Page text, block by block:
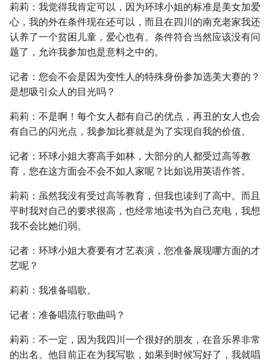
莉莉：我觉得我肯定可以，因为环球小姐的标准是美女加爱
心，我的外在条件现在还可以，而且在四川的南充老家我还
认养了一个贫困儿童，爱心也有。条件符合当然应该没有问
题了，允许我参加也是意料之中的。
记者：您会不会是因为变性人的特殊身份参加选美大赛的？
是想吸引众人的目光吗？
莉莉：不是啊！每个女人都有自己的优点，再丑的女人也会
有自己的闪光点，我参加比赛就是为了实现自我的价值。
记者：环球小姐大赛高手如林，大部分的人都受过高等教
育，您在这方面会不会不如人家呢？比如说用英语作答。
莉莉：虽然我没有受过高等教育，但我也读到了高中。而且
平时我对自己的要求很高，也经常地读书为自己充电，我想
我不会比她们弱。
记者：环球小姐大赛要有才艺表演，您准备展现哪方面的才
艺呢？
莉莉：我准备唱歌。
记者：准备唱流行歌曲吗？
莉莉：不一定，因为我四川一个很好的朋友，在音乐界非常
的出名。他目前正在为我写歌，如果到时候写好了，我就唱